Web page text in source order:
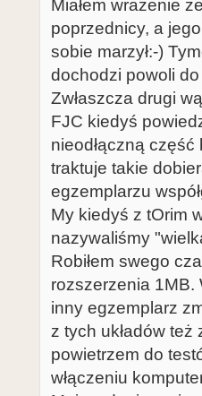
Miałem wrażenie
poprzednicy, a
sobie marzył:-)
dochodzi powoli
Zwłaszcza drugi
FJC kiedyś
nieodłączną
traktuje takie
egzemplarzu
My kiedyś z tOrim
nazywaliśmy
Robiłem swego
rozszerzenia 1MB.
inny egzemplarz
z tych układów też
powietrzem do
włączeniu